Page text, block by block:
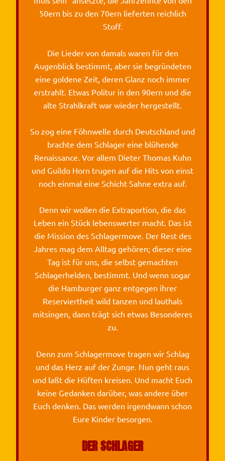
50ern bis zu den 70ern lieferten reichlich
Stoff.
Die Lieder von damals waren für den
Augenblick bestimmt, aber sie begründeten
eine goldene Zeit, deren Glanz noch immer
erstrahlt. Etwas Politur in den 90ern und die
alte Strahlkraft war wieder hergestellt.
So zog eine Föhnwelle durch Deutschland und
brachte dem Schlager eine blühende
Renaissance. Vor allem Dieter Thomas Kuhn
und Guildo Horn trugen auf die Hits von einst
noch einmal eine Schicht Sahne extra auf.
Denn wir wollen die Extraportion, die das
Leben ein Stück lebenswerter macht. Das ist
die Mission des Schlagermove. Der Rest des
Jahres mag dem Alltag gehören; dieser eine
Tag ist für uns, die selbst gemachten
Schlagerhelden, bestimmt. Und wenn sogar
die Hamburger ganz entgegen ihrer
Reserviertheit wild tanzen und lauthals
mitsingen, dann trägt sich etwas Besonderes
zu.
Denn zum Schlagermove tragen wir Schlag
und das Herz auf der Zunge. Nun geht raus
und laßt die Hüften kreisen. Und macht Euch
keine Gedanken darüber, was andere über
Euch denken. Das werden irgendwann schon
Eure Kinder besorgen.
DER SCHLAGER